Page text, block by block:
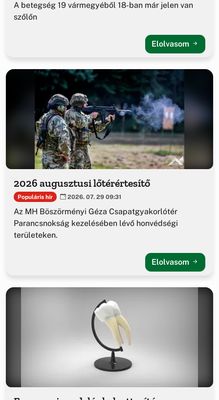
A betegség 19 vármegyéből 18-ban már jelen van
szőlőn
Elolvasom
2026 augusztusi lőtérértesítő
Populáris hír 2026. 07. 29 09:31
Az MH Böszörményi Géza Csapatgyakorlótér
Parancsnokság kezelésében lévő honvédségi
területeken.
Elolvasom